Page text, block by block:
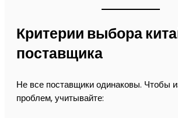
Критерии выбора
поставщика
Не все поставщики одинаковы. Чтобы
проблем, учитывайте: